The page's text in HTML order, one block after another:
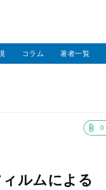
コラム 著者一覧
0
ルムによる